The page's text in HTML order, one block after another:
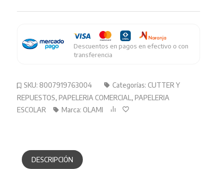
SKU: 8007919763004 Categorías: CUTTER Y
REPUESTOS, PAPELERIA COMERCIAL , PAPELERIA
ESCOLAR
Marca: OLAMI
Descuentos en pagos en efectivo o con
transferencia
DESCRIPCIÓN